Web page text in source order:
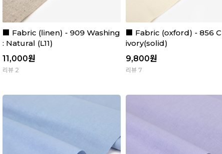
■ Fabric (linen) - 909 Washing
: Natural (L11)
11,000원
리뷰 2
■ Fabric (oxford) - 856
ivory(solid)
9,800원
리뷰 7